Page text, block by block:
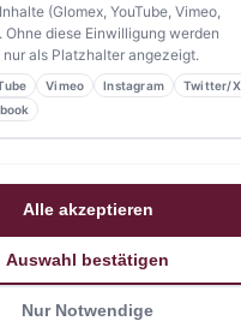
(Glomex, YouTube, Vimeo,
Ohne diese Einwilligung werden
als Platzhalter angezeigt.
Vimeo Instagram
Twitter/X
Alle akzeptieren
Auswahl bestätigen
Nur Notwendige